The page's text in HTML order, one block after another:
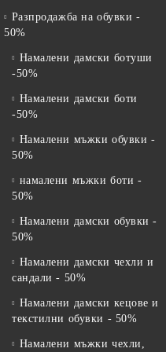
Разпродажба на обувки -
50%
Намалени дамски ботуши
-50%
Намалени дамски боти
-50%
Намалени мъжки обувки -
50%
намалени мъжки боти -
50%
Намалени дамски обувки -
50%
Намалени дамски чехли и
сандали - 50%
Намалени дамски кецове и
текстилни обувки - 50%
Намалени мъжки чехли,